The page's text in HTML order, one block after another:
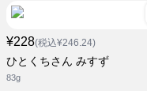
¥228(税込¥246.24)
ひとくちさん みすず
83g